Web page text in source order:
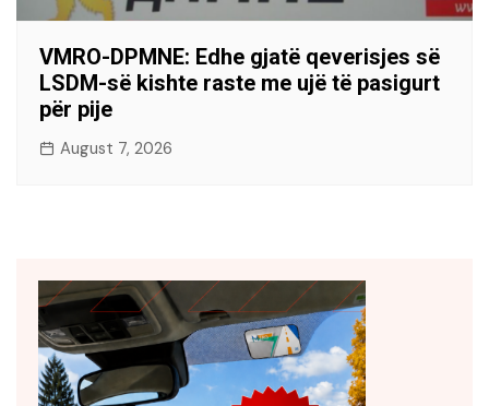
VMRO-DPMNE: Edhe gjatë qeverisjes së
LSDM-së kishte raste me ujë të pasigurt
për pije
August 7, 2026